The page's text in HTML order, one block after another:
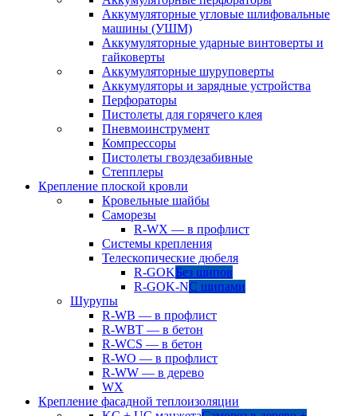
Аккумуляторные угловые шлифовальные
машины (УШМ)
Аккумуляторные ударные винтоверты и
гайковерты
Аккумуляторные шуруповерты
Аккумуляторы и зарядные устройства
Перфораторы
Пистолеты для горячего клея
Пневмоинструмент
Компрессоры
Пистолеты гвоздезабивные
Степплеры
Крепление плоской кровли
Кровельные шайбы
Саморезы
R-WX — в профлист
Системы крепления
Телескопические дюбеля
R-GOKБез шипов
R-GOK-NС шипами
Шурупы
R-WB — в профлист
R-WBT — в бетон
R-WCS — в бетон
R-WO — в профлист
R-WW — в дерево
WX
Крепление фасадной теплоизоляции